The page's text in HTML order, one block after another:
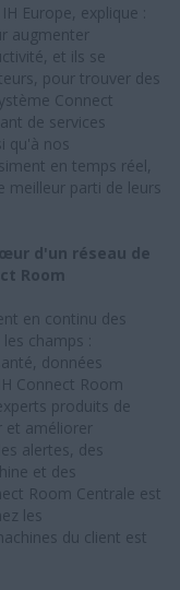
Europe, explique :
augmenter
et ils se
pour trouver des
Connect
de services
qu'à nos
en temps réel,
meilleur parti de leurs
d'un réseau de
Room
en continu des
champs :
données
Connect Room
produits de
et améliorer
alertes, des
et des
Room Centrale est
les
du client est